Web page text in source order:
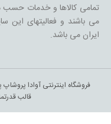
تمامی کالاها و خدمات حسب
می باشند و فعالیتهای این
ایران می باشد.
فروشگاه اینترنتی آوادا
قالب